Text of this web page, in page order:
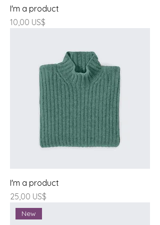
I'm a product
Giá
10,00 US$
I'm a product
Giá
25,00 US$
New